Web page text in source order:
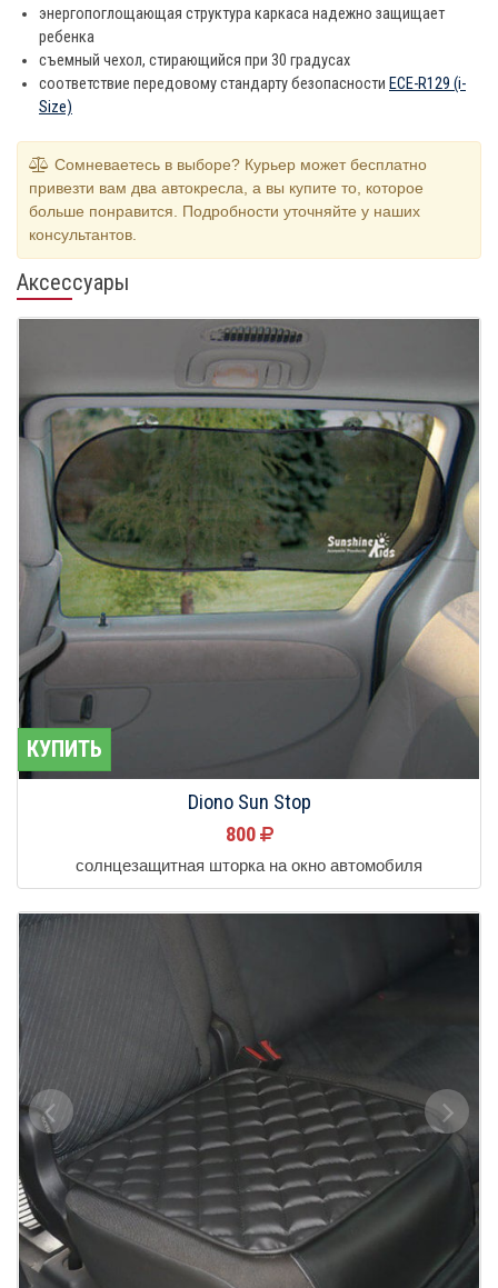
энергопоглощающая структура каркаса надежно защищает
ребенка
съемный чехол, стирающийся при 30 градусах
соответствие передовому стандарту безопасности ECE-R129 (i-
Size)
Сомневаетесь в выборе? Курьер может бесплатно
привезти вам два автокресла, а вы купите то, которое
больше понравится. Подробности уточняйте у наших
консультантов.
Аксессуары
КУПИТЬ
Diono Sun Stop
800
солнцезащитная шторка на окно автомобиля